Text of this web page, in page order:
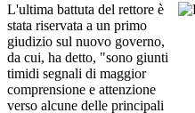
L'ultima battuta del rettore è
stata riservata a un primo
giudizio sul nuovo governo,
da cui, ha detto, "sono giunti
timidi segnali di maggior
comprensione e attenzione
verso alcune delle principali